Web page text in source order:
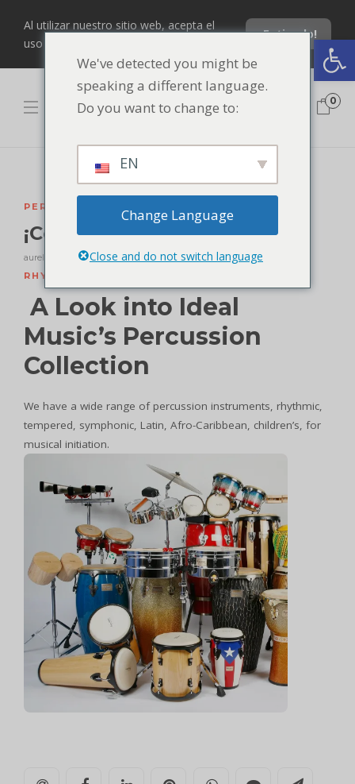
Abrir barra de herramientas
Al utilizar nuestro sitio web, acepta el
uso de nuestras cookies.
¡Entiendo!
0
PERCUSIÓN
¡Colección de percusión!
aurelina 9 años atrás 0 1 mín.
4265
RHYTHMIC
A Look into Ideal
Music’s Percussion
Collection
We have a wide range of percussion instruments, rhythmic,
tempered, symphonic, Latin, Afro-Caribbean, children’s, for
musical initiation.
We've detected you might be
speaking a different language.
Do you want to change to:
EN
Change Language
Close and do not switch language